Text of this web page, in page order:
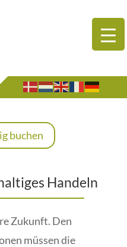
buchen
Handeln
Zukunft. Den
müssen die